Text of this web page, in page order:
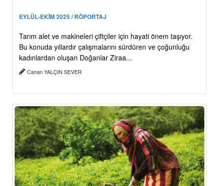
EYLÜL-EKİM 2025 / RÖPORTAJ
Tarım alet ve makineleri çiftçiler için hayati önem taşıyor.
Bu konuda yıllardır çalışmalarını sürdüren ve çoğunluğu
kadınlardan oluşan Doğanlar Ziraa...
Canan YALÇIN SEVER